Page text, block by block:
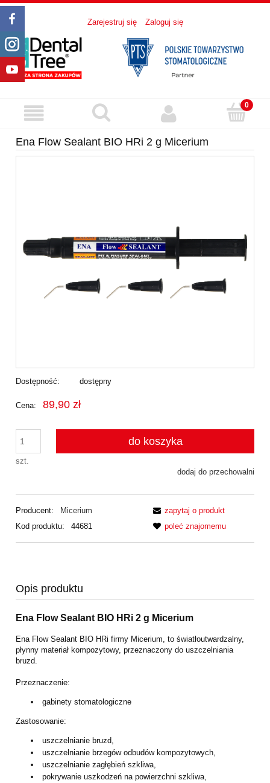
Zarejestruj się Zaloguj się
Ena Flow Sealant BIO HRi 2 g Micerium
Dostępność: dostępny
Cena: 89,90 zł
szt.
do koszyka
dodaj do przechowalni
Producent:
Micerium
Kod produktu:
44681
zapytaj o produkt
poleć znajomemu
Opis produktu
Ena Flow Sealant BIO HRi 2 g Micerium
Ena Flow Sealant BIO HRi firmy Micerium, to światłoutwardzalny,
płynny materiał kompozytowy, przeznaczony do uszczelniania
bruzd.
Przeznaczenie:
gabinety stomatologiczne
Zastosowanie:
uszczelnianie bruzd,
uszczelnianie brzegów odbudów kompozytowych,
uszczelnianie zagłębień szkliwa,
pokrywanie uszkodzeń na powierzchni szkliwa,